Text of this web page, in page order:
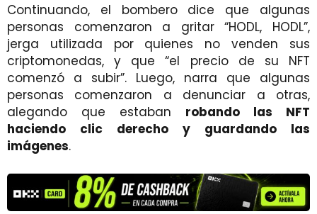
Continuando, el bombero dice que algunas
personas comenzaron a gritar “HODL, HODL”,
jerga utilizada por quienes no venden sus
criptomonedas, y que “el precio de su NFT
comenzó a subir”. Luego, narra que algunas
personas comenzaron a denunciar a otras,
alegando que estaban robando las NFT
haciendo clic derecho y guardando las
imágenes.